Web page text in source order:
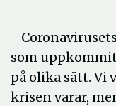
-
som
på olika sätt. Vi
krisen varar,